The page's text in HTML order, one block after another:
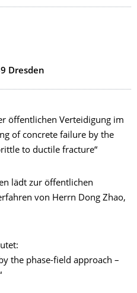
Dresden
öffentlichen Verteidigung im
of concrete failure by the
to ductile fracture“
lädt zur öffentlichen
von Herrn Dong Zhao,
the phase-field approach –